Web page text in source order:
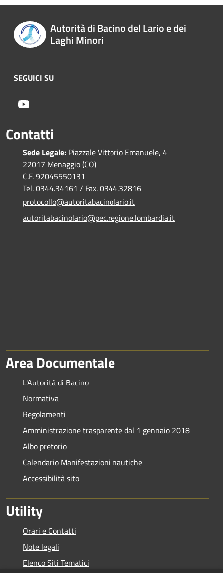
Autorità di Bacino del Lario e dei
Laghi Minori
SEGUICI SU
Contatti
Sede Legale: Piazzale Vittorio Emanuele, 4
22017 Menaggio (CO)
C.F. 92045550131
Tel. 0344.34161 / Fax. 0344.32816
protocollo@autoritabacinolario.it
autoritabacinolario@pec.regione.lombardia.it
Area Documentale
L'Autorità di Bacino
Normativa
Regolamenti
Amministrazione trasparente dal 1 gennaio 2018
Albo pretorio
Calendario Manifestazioni nautiche
Accessibilità sito
Utility
Orari e Contatti
Note legali
Elenco Siti Tematici